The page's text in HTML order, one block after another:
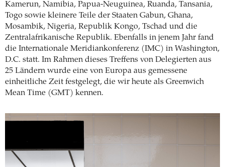
Kamerun, Namibia, Papua-Neuguinea, Ruanda, Tansania,
Togo sowie kleinere Teile der Staaten Gabun, Ghana,
Mosambik, Nigeria, Republik Kongo, Tschad und die
Zentralafrikanische Republik. Ebenfalls in jenem Jahr fand
die Internationale Meridiankonferenz (IMC) in Washington,
D.C. statt. Im Rahmen dieses Treffens von Delegierten aus
25 Ländern wurde eine von Europa aus gemessene
einheitliche Zeit festgelegt, die wir heute als Greenwich
Mean Time (GMT) kennen.